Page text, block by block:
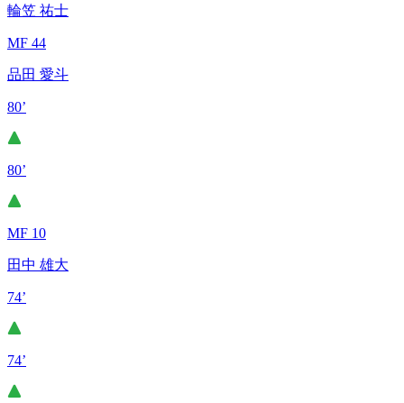
輪笠 祐士
MF 44
品田 愛斗
80’
80’
MF 10
田中 雄大
74’
74’